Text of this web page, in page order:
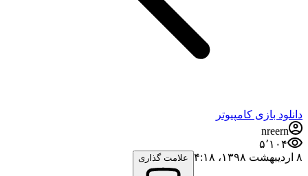
دانلود بازی کامپیوتر
nreern
۵٬۱۰۴
۸ اردیبهشت ۱۳۹۸،‏ ۴:۱۸
علامت گذاری